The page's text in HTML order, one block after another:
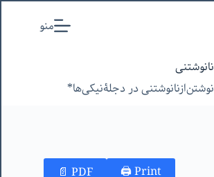
منو
نانوشتنی
نوشتن‌از‌نانوشتنی‌ در‌ دجلۀنیکی‌ها*
Print 🖨
PDF 📄